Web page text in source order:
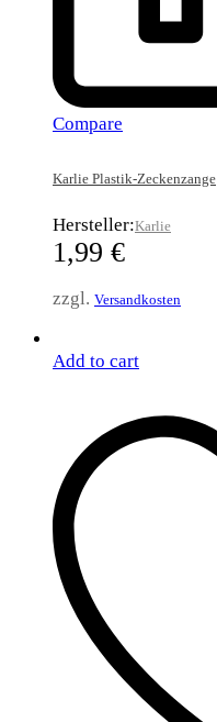
Compare
Karlie Plastik-Zeckenzange
Hersteller:Karlie
1,99 €
zzgl. Versandkosten
Add to cart